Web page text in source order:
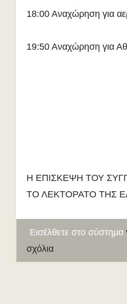
18:00 Αναχώρηση για
19:50 Αναχώρηση για
Η ΕΠΙΣΚΕΨΗ ΤΟΥ
ΤΟ ΛΕΚΤΟΡΑΤΟ ΤΗΣ
Εισέλθετε στο σύστημα
σχόλια